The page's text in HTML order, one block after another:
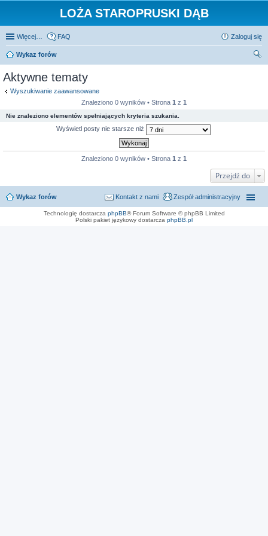
LOŻA STAROPRUSKI DĄB
Więcej… FAQ Zaloguj się
Wykaz forów
Aktywne tematy
Wyszukiwanie zaawansowane
Znaleziono 0 wyników • Strona 1 z 1
Nie znaleziono elementów spełniających kryteria szukania.
Wyświetl posty nie starsze niż
Znaleziono 0 wyników • Strona 1 z 1
Przejdź do
Wykaz forów Zespół administracyjny
Kontakt z nami
Technologię dostarcza phpBB® Forum Software © phpBB Limited
Polski pakiet językowy dostarcza phpBB.pl